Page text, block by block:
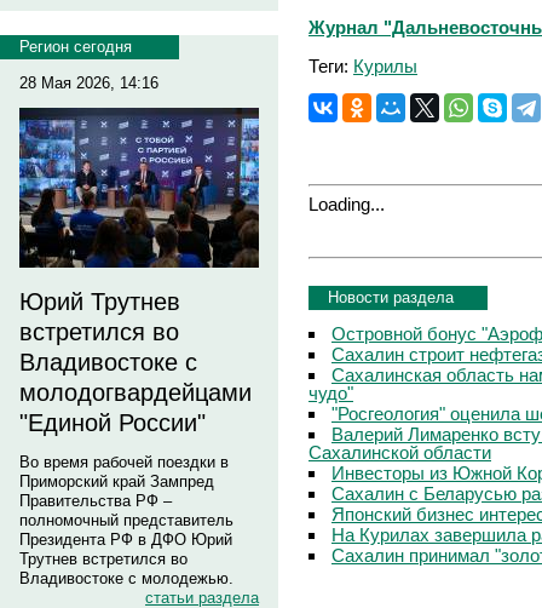
Регион сегодня
28 Мая 2026, 14:16
Юрий Трутнев
встретился во
Владивостоке с
молодогвардейцами
"Единой России"
Во время рабочей поездки в
Приморский край Зампред
Правительства РФ –
полномочный представитель
Президента РФ в ДФО Юрий
Трутнев встретился во
Владивостоке с молодежью.
статьи раздела
Журнал
Теги: Курилы
Loading...
Новости раздела
Островной бонус
Сахалин строит
Сахалинская область
чудо"
"Росгеология" оценила
Валерий Лимаренко
Сахалинской области
Инвесторы из Южной
Сахалин с Беларусью
Японский бизнес
На Курилах завершила
Сахалин принимал